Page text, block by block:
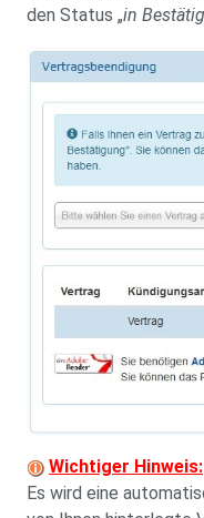
den Status „in
Wichtiger Hinweis:
Es wird eine